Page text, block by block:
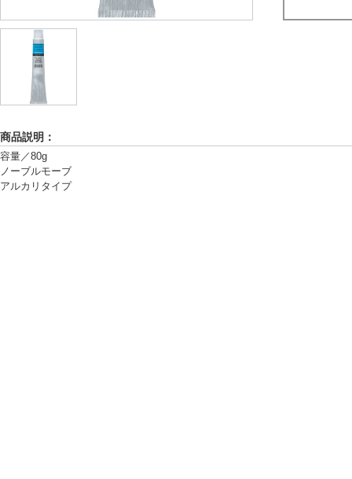
商品説明：
容量／80g
ノーブルモーブ
アルカリタイプ